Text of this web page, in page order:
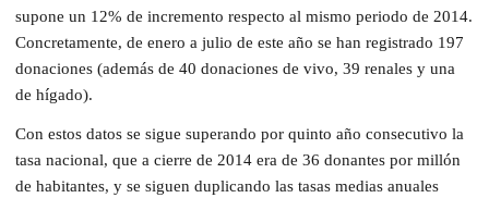
supone un 12% de incremento respecto al mismo periodo de 2014.
Concretamente, de enero a julio de este año se han registrado 197
donaciones (además de 40 donaciones de vivo, 39 renales y una
de hígado).
Con estos datos se sigue superando por quinto año consecutivo la
tasa nacional, que a cierre de 2014 era de 36 donantes por millón
de habitantes, y se siguen duplicando las tasas medias anuales